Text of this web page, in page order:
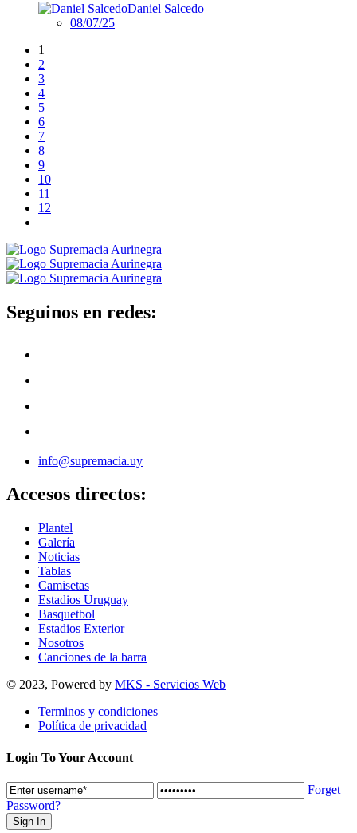
Daniel Salcedo
08/07/25
1
2
3
4
5
6
7
8
9
10
11
12
Seguinos en redes:
info@supremacia.uy
Accesos directos:
Plantel
Galería
Noticias
Tablas
Camisetas
Estadios Uruguay
Basquetbol
Estadios Exterior
Nosotros
Canciones de la barra
© 2023, Powered by MKS - Servicios Web
Terminos y condiciones
Política de privacidad
Login To Your Account
Forget
Password?